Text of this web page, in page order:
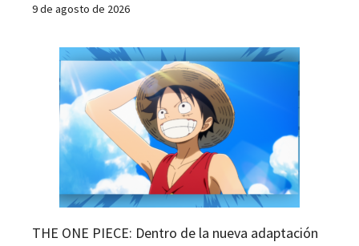
9 de agosto de 2026
THE ONE PIECE: Dentro de la nueva adaptación